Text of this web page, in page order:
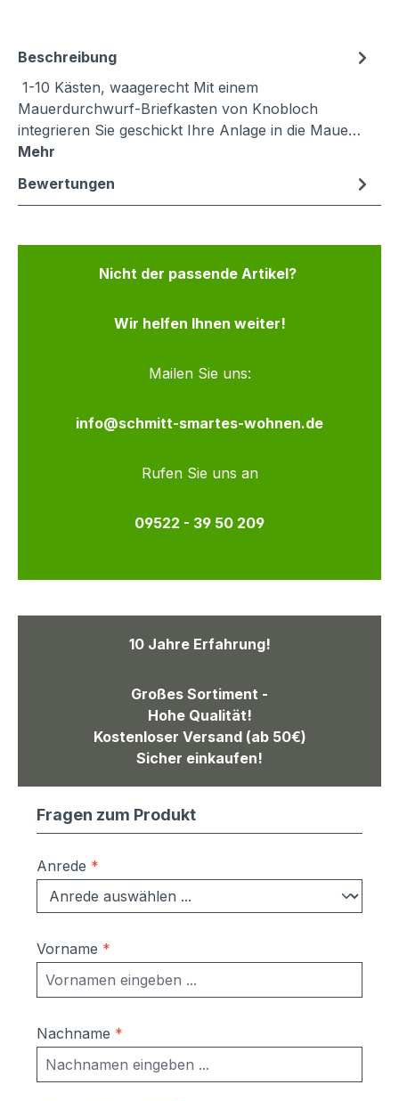
Beschreibung
1-10 Kästen, waagerecht Mit einem
Mauerdurchwurf-Briefkasten von Knobloch
integrieren Sie geschickt Ihre Anlage in die Maue…
Mehr
Bewertungen
Nicht der passende Artikel?
Wir helfen Ihnen weiter!
Mailen Sie uns:
info@schmitt-smartes-wohnen.de
Rufen Sie uns an
09522 - 39 50 209
10 Jahre Erfahrung!
Großes Sortiment -
Hohe Qualität!
Kostenloser Versand (ab 50€)
Sicher einkaufen!
Fragen zum Produkt
Anrede *
Vorname *
Nachname *